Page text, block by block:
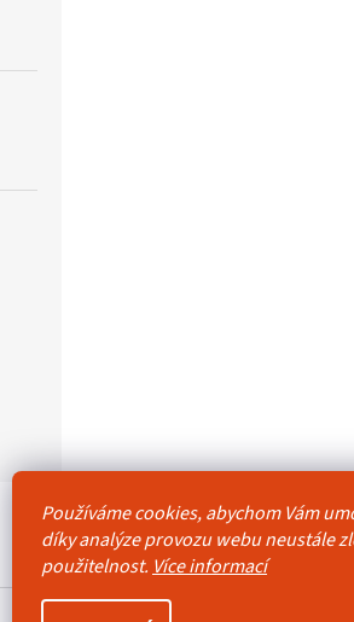
Používáme cookies, abychom Vám
díky analýze provozu webu neustále
použitelnost. Více informací
Obchodní podmínky Reklamační řád